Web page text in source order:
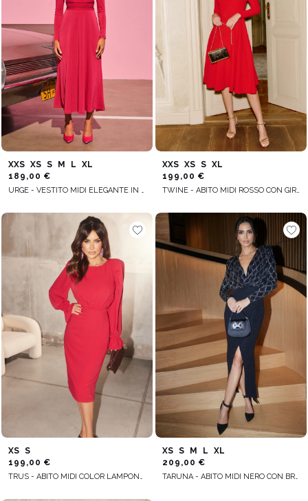
XXS XS S M L
XL
189,00 €
URGE - VESTITO MIDI ELEGANTE IN FUCSIA
XXS XS S XL
199,00 €
TWINE - ABITO MIDI ROSSO CON GIROCOLLO
XS S
199,00 €
TRUS - ABITO MIDI COLOR LAMPONE CON MANICHE LUNGHE A FANTASIA
XS S M L
XL
209,00 €
TARUNA - ABITO MIDI NERO CON BROCCATO